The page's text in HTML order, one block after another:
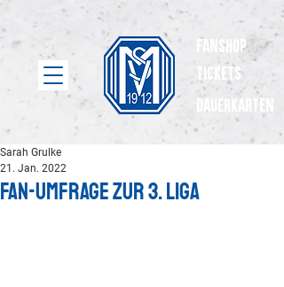
Fanshop
Tickets
dauerkarten
Fan-Umfrage zur 3. Liga
Sarah Grulke
21. Jan. 2022